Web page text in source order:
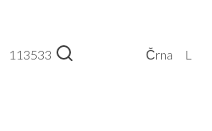
113533 Črna L